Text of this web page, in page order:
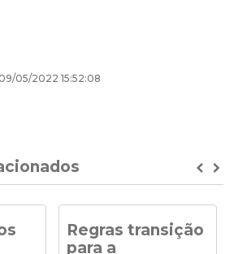
05/2022 15:52:08
Regras transição
para a